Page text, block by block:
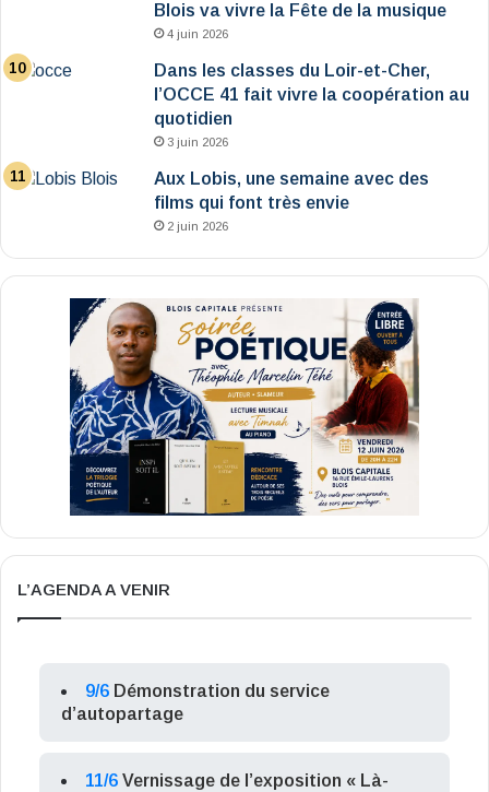
Blois va vivre la Fête de la musique
4 juin 2026
Dans les classes du Loir-et-Cher,
l’OCCE 41 fait vivre la coopération au
quotidien
3 juin 2026
Aux Lobis, une semaine avec des
films qui font très envie
2 juin 2026
L’AGENDA A VENIR
9/6 Démonstration du service
d’autopartage
11/6 Vernissage de l’exposition « Là-